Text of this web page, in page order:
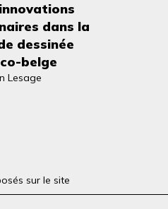
dans la
dessinée
belge
Lesage
sur le site